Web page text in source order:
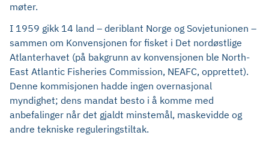
møter.
I 1959 gikk 14 land – deriblant Norge og Sovjetunionen –
sammen om Konvensjonen for fisket i Det nordøstlige
Atlanterhavet (på bakgrunn av konvensjonen ble North-
East Atlantic Fisheries Commission, NEAFC, opprettet).
Denne kommisjonen hadde ingen overnasjonal
myndighet; dens mandat besto i å komme med
anbefalinger når det gjaldt minstemål, maskevidde og
andre tekniske reguleringstiltak.